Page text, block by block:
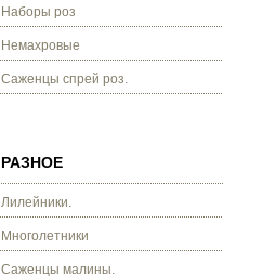
Наборы роз
Немахровые
Саженцы спрей роз.
РАЗНОЕ
Лилейники.
Многолетники
Саженцы малины.